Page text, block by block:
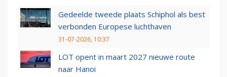
Gedeelde tweede plaats Schiphol als best
verbonden Europese luchthaven
31-07-2026, 10:37
LOT opent in maart 2027 nieuwe route
naar Hanoi